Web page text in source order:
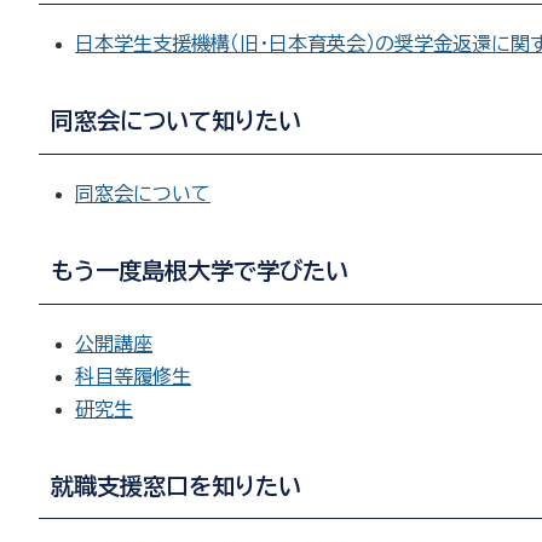
日本学生支援機構（旧・日本育英会）の奨学金返還に関
同窓会について知りたい
同窓会について
もう一度島根大学で学びたい
公開講座
科目等履修生
研究生
就職支援窓口を知りたい